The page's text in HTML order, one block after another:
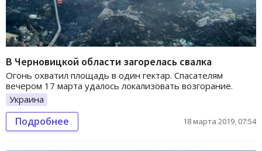
В Черновицкой области загорелась свалка
Огонь охватил площадь в один гектар. Спасателям
вечером 17 марта удалось локализовать возгорание.
Украина
Подробнее 18 марта 2019, 07:54